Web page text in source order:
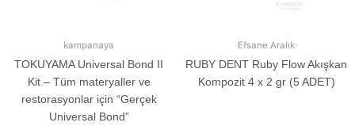
kampanaya
TOKUYAMA Universal Bond II
Kit – Tüm materyaller ve
restorasyonlar için “Gerçek
Universal Bond”
Efsane Aralık
RUBY DENT Ruby Flow Akışkan
Kompozit 4 x 2 gr (5 ADET)